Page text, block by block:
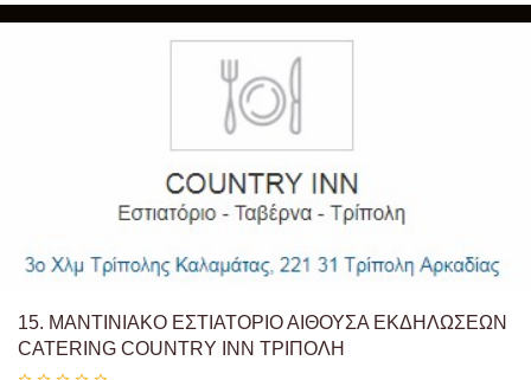
15. ΜΑΝΤΙΝΙΑΚΟ ΕΣΤΙΑΤΟΡΙΟ ΑΙΘΟΥΣΑ ΕΚΔΗΛΩΣΕΩΝ
CATERING COUNTRY INN ΤΡΙΠΟΛΗ